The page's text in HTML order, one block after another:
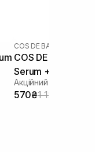
COS DE BAHA
COS DE BAHA
Serum + Azelaic
Акційний набір
570₴1 125₴